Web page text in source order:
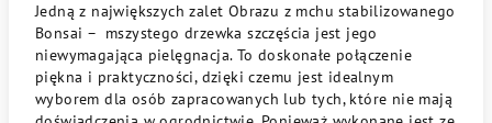
Jedną z największych zalet Obrazu z mchu stabilizowanego
Bonsai – mszystego drzewka szczęścia jest jego
niewymagająca pielęgnacja. To doskonałe połączenie
piękna i praktyczności, dzięki czemu jest idealnym
wyborem dla osób zapracowanych lub tych, które nie mają